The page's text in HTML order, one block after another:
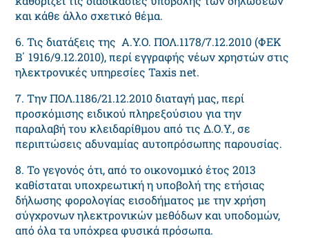
και κάθε άλλο σχετικό θέμα.
6. Τις διατάξεις της Α.Υ.Ο. ΠΟΛ.1178/7.12.2010 (ΦΕΚ
Β΄ 1916/9.12.2010), περί εγγραφής νέων χρηστών στις
ηλεκτρονικές υπηρεσίες Taxis net.
7. Την ΠΟΛ.1186/21.12.2010 διαταγή μας, περί
προσκόμισης ειδικού πληρεξούσιου για την
παραλαβή του κλειδαρίθμου από τις Δ.Ο.Υ., σε
περιπτώσεις αδυναμίας αυτοπρόσωπης παρουσίας.
8. Το γεγονός ότι, από το οικονομικό έτος 2013
καθίσταται υποχρεωτική η υποβολή της ετήσιας
δήλωσης φορολογίας εισοδήματος με την χρήση
σύγχρονων ηλεκτρονικών μεθόδων και υποδομών,
από όλα τα υπόχρεα φυσικά πρόσωπα.